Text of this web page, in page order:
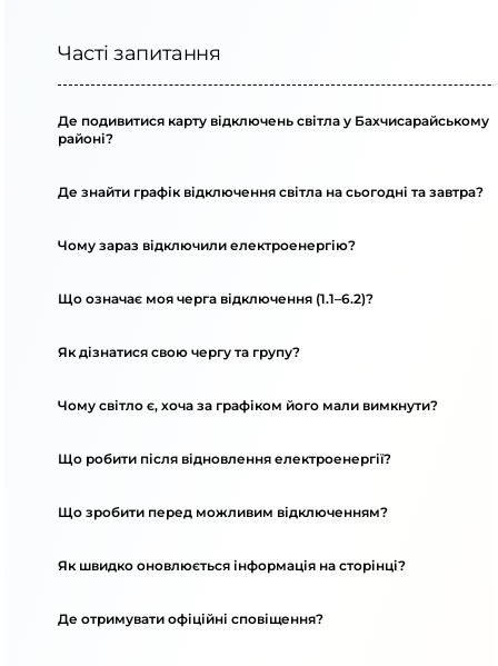
Часті запитання
Де подивитися карту відключень світла у Бахчисарайському
районі?
Де знайти графік відключення світла на сьогодні та завтра?
Чому зараз відключили електроенергію?
Що означає моя черга відключення (1.1–6.2)?
Як дізнатися свою чергу та групу?
Чому світло є, хоча за графіком його мали вимкнути?
Що робити після відновлення електроенергії?
Що зробити перед можливим відключенням?
Як швидко оновлюється інформація на сторінці?
Де отримувати офіційні сповіщення?